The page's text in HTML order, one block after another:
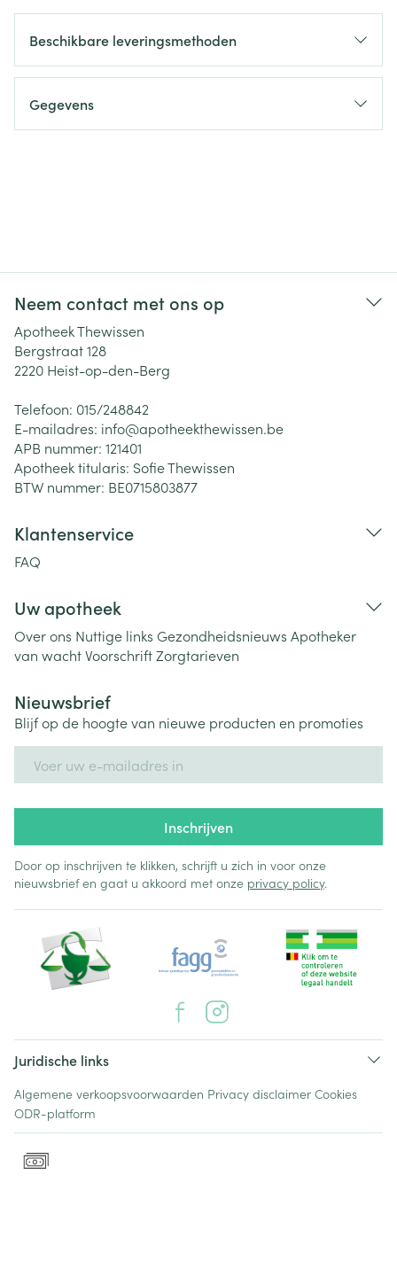
Beschikbare leveringsmethoden
Gegevens
Neem contact met ons op
Apotheek Thewissen
Bergstraat 128
2220 Heist-op-den-Berg
Telefoon: 015/248842
E-mailadres: info@apotheekthewissen.be
APB nummer: 121401
Apotheek titularis: Sofie Thewissen
BTW nummer: BE0715803877
Klantenservice
FAQ
Uw apotheek
Over ons Nuttige links Gezondheidsnieuws Apotheker
van wachtVoorschriftZorgtarieven
Nieuwsbrief
Blijf op de hoogte van nieuwe producten en promoties
Inschrijven
Door op inschrijven te klikken, schrijft u zich in voor onze
nieuwsbrief en gaat u akkoord met onze privacy policy.
Juridische links
Algemene verkoopsvoorwaarden Privacy disclaimer Cookies
ODR-platform